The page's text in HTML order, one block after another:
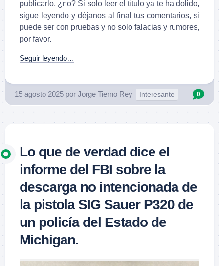
publicarlo, ¿no? Si solo leer el título ya te ha dolido,
sigue leyendo y déjanos al final tus comentarios, si
puede ser con pruebas y no solo falacias y rumores,
por favor.
Seguir leyendo…
15 agosto 2025 por Jorge Tierno Rey Interesante 0
Lo que de verdad dice el
informe del FBI sobre la
descarga no intencionada de
la pistola SIG Sauer P320 de
un policía del Estado de
Michigan.